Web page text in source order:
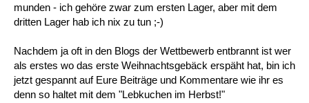
munden - ich gehöre zwar zum ersten Lager, aber mit dem
dritten Lager hab ich nix zu tun ;-)
Nachdem ja oft in den Blogs der Wettbewerb entbrannt ist wer
als erstes wo das erste Weihnachtsgebäck erspäht hat, bin ich
jetzt gespannt auf Eure Beiträge und Kommentare wie ihr es
denn so haltet mit dem "Lebkuchen im Herbst!"